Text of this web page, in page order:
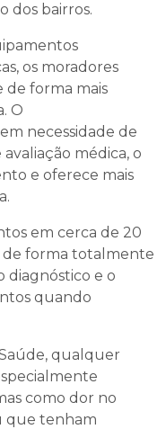
dos bairros.
os moradores
de forma mais
O
necessidade de
médica, o
e oferece mais
em cerca de 20
de forma totalmente
diagnóstico e o
quando
qualquer
como dor no
que tenham